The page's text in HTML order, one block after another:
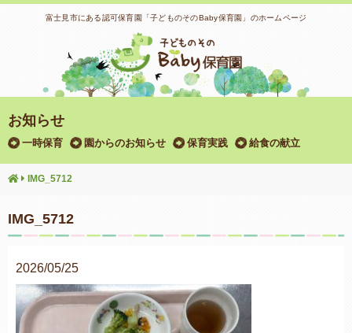
富士見市にある認可保育園「子どものそのBaby保育園」のホームページ
お知らせ
一時保育 園からのお知らせ 保育実践 給食の献立
IMG_5712
IMG_5712
2026/05/25